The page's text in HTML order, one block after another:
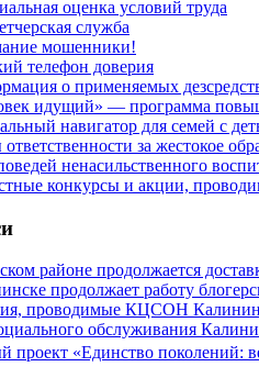
оценка условий труда
служба
мошенники!
телефон доверия
о применяемых
идущий» — программа
навигатор для семей с
за жестокое
ненасильственного
конкурсы и акции,
районе продолжается
продолжает работу
проводимые КЦСОН
обслуживания
проект «Единство поколений: